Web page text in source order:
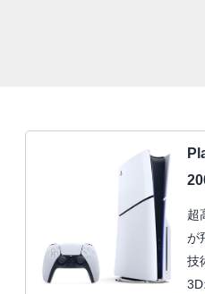
超
が
技